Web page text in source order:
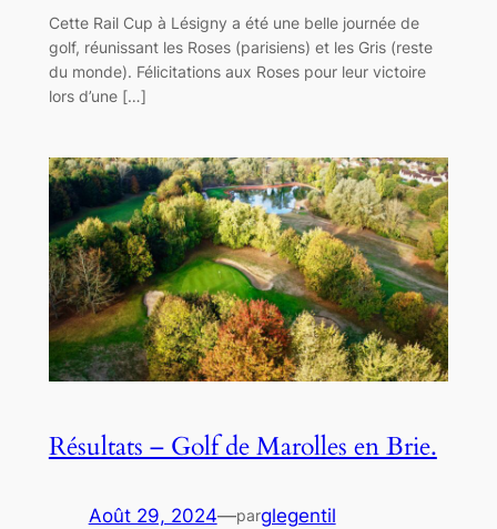
Cette Rail Cup à Lésigny a été une belle journée de
golf, réunissant les Roses (parisiens) et les Gris (reste
du monde). Félicitations aux Roses pour leur victoire
lors d’une […]
Résultats – Golf de Marolles en Brie.
Août 29, 2024—parglegentil